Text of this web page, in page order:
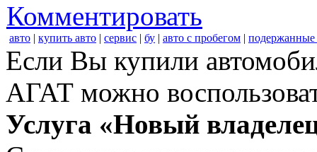
Комментировать
авто | купить авто | сервис | бу | авто с пробегом | подержанные
Если Вы купили
АГАТ можно
Услуга «Новый